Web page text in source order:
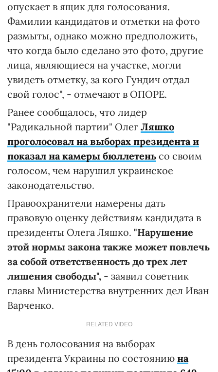
опускает в ящик для голосования.
Фамилии кандидатов и отметки на фото
размыты, однако можно предположить,
что когда было сделано это фото, другие
лица, являющиеся на участке, могли
увидеть отметку, за кого Гундич отдал
свой голос", - отмечают в ОПОРЕ.
Ранее сообщалось, что лидер
"Радикальной партии" Олег Ляшко
проголосовал на выборах президента и
показал на камеры бюллетень со своим
голосом, чем нарушил украинское
законодательство.
Правоохранители намерены дать
правовую оценку действиям кандидата в
президенты Олега Ляшко. "Нарушение
этой нормы закона также может повлечь
за собой ответственность до трех лет
лишения свободы", - заявил советник
главы Министерства внутренних дел Иван
Варченко.
RELATED VIDEO
В день голосования на выборах
президента Украины по состоянию на